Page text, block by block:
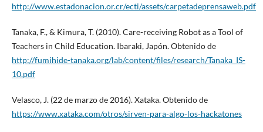
http://www.estadonacion.or.cr/ecti/assets/carpetadeprensaweb.pdf
Tanaka, F., & Kimura, T. (2010). Care-receiving Robot as a Tool of
Teachers in Child Education. Ibaraki, Japón. Obtenido de
http://fumihide-tanaka.org/lab/content/files/research/Tanaka_IS-
10.pdf
Velasco, J. (22 de marzo de 2016). Xataka. Obtenido de
https://www.xataka.com/otros/sirven-para-algo-los-hackatones